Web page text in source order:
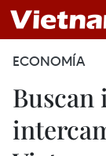
ECONOMÍA